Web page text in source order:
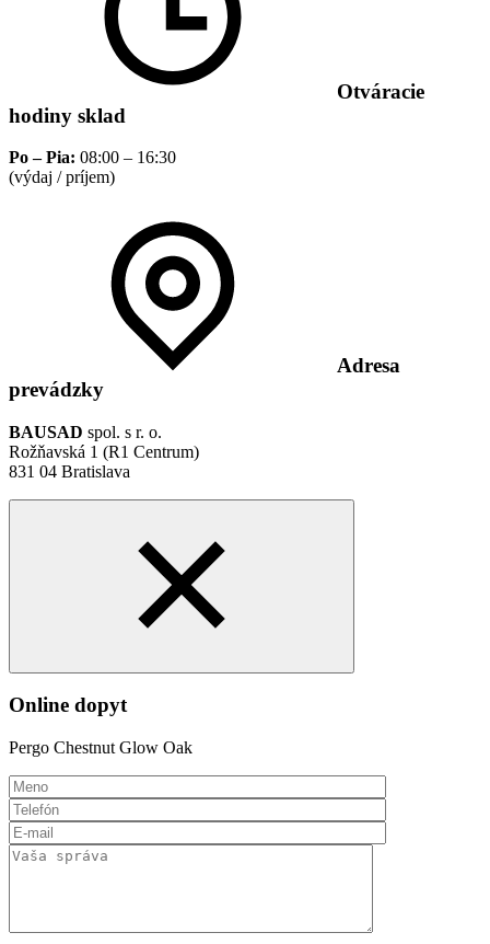
Otváracie
hodiny sklad
Po – Pia: 08:00 – 16:30
(výdaj / príjem)
Adresa
prevádzky
BAUSAD spol. s r. o.
Rožňavská 1 (R1 Centrum)
831 04 Bratislava
Online dopyt
Pergo Chestnut Glow Oak